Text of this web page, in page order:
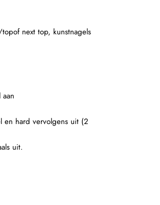
next top, kunstnagels
hard vervolgens uit (2
uit.